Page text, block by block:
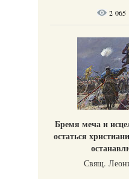
2 065
Бремя меча и
остаться
Свящ.